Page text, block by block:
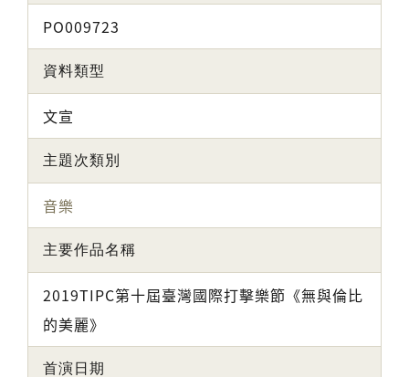
PO009723
資料類型
文宣
主題次類別
音樂
主要作品名稱
2019TIPC第十屆臺灣國際打擊樂節《無與倫比
的美麗》
首演日期